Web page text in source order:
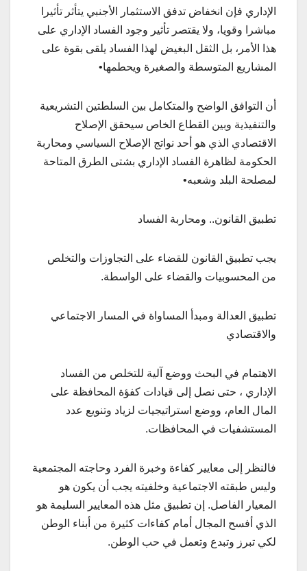
الإداري فإن انخفاض تدفق الاستثمار الأجنبي يتأثر تأثيرا
مباشرا وقويا، ولا يقتصر تأثير وجود الفساد الإداري على
هذا الأمر، بل الثقل البغيض لهذا الفساد يلقى بقوة على
المشاريع المتوسطة والصغيرة ويحطمها•
أن التوافق الواضح والمتكامل بين السلطتين التشريعية
والتنفيذية وبين القطاع الخاص سيحقق الإصلاح
الاقتصادي الذي هو أحد نواتج الإصلاح السياسي ومحاربة
الحكومة لظاهرة الفساد الإداري بشتى الطرق المتاحة
لمصلحة البلد وشعبه•
تطبيق القانون.. ومحاربة الفساد
يجب تطبيق القانون للقضاء على التجاوزات والتخلص
من المحسوبيات والقضاء على الواسطة.
تطبيق العدالة ومبدأ المساواة في المسار الاجتماعي
والاقتصادي
الاهتمام في البحث ووضع آلية للتخلص من الفساد
الإداري ، حتى نصل إلى قيادات كفؤة المحافظة على
المال العام، ووضع استراتيجيات لزياد وتنويع عدد
المستشفيات في المحافظات.
فالنظر إلى معايير كفاءة وخبرة الفرد وحاجته المجتمعية
وليس طبقته الاجتماعية وخلفيته يجب أن يكون هو
المعيار الفاصل. إن تطبيق مثل هذه المعايير السليمة هو
الذي أفسح المجال أمام كفاءات كثيرة من أبناء الوطن
لكي تبرز وتبدع وتعمل في حب الوطن.